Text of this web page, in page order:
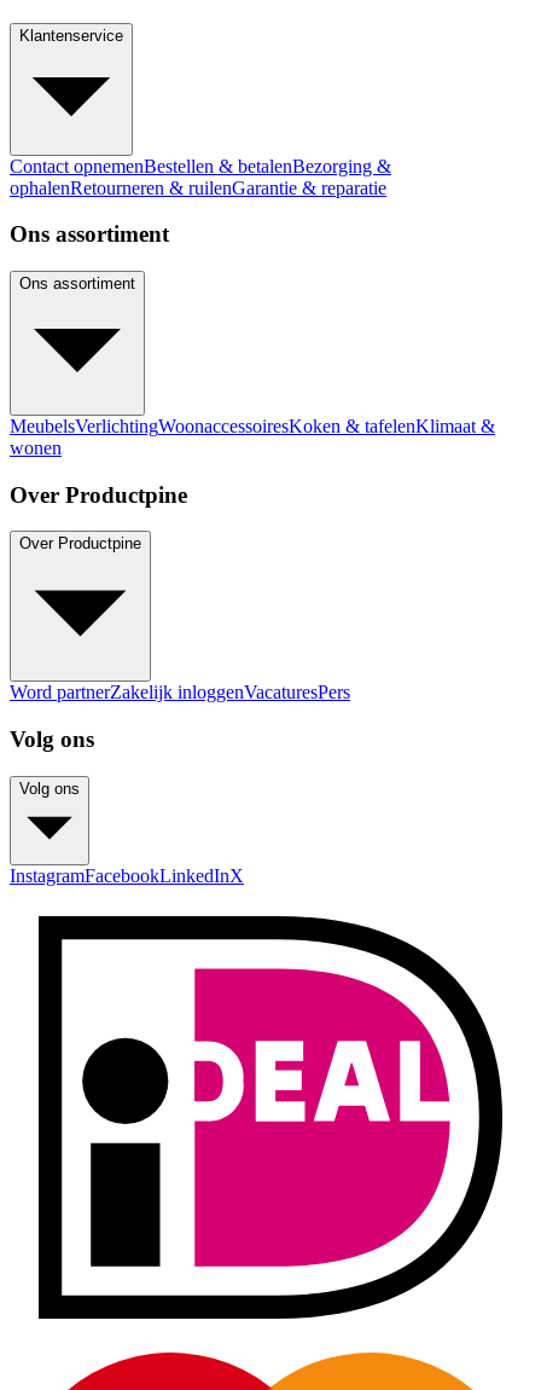
Klantenservice
Contact opnemenBestellen & betalenBezorging &
ophalenRetourneren & ruilenGarantie & reparatie
Ons assortiment
Ons assortiment
MeubelsVerlichtingWoonaccessoiresKoken & tafelenKlimaat &
wonen
Over Productpine
Over Productpine
Word partnerZakelijk inloggenVacaturesPers
Volg ons
Volg ons
InstagramFacebookLinkedInX